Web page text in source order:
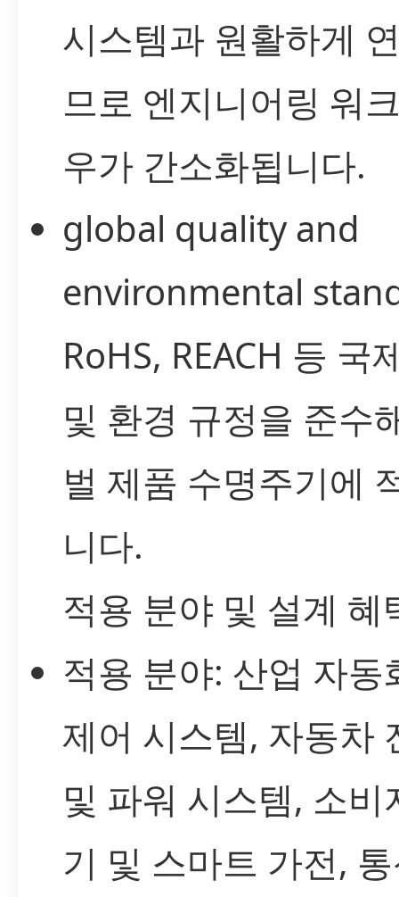
시스템과 원활하게
므로 엔지니어링 워
우가 간소화됩니다.
global quality and
environmental
RoHS, REACH 등 국
및 환경 규정을 준수
벌 제품 수명주기에
니다.
적용 분야 및 설계 혜
적용 분야: 산업 자동
제어 시스템, 자동차
및 파워 시스템, 소비
기 및 스마트 가전,